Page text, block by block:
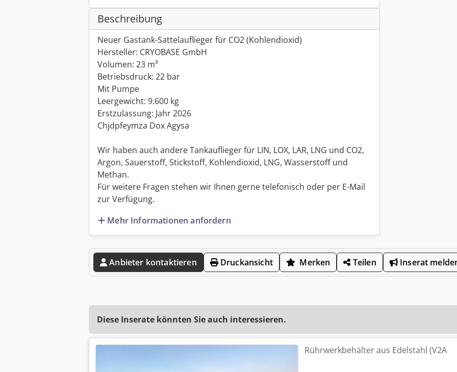
Beschreibung
Neuer Gastank-Sattelauflieger für CO2 (Kohlendioxid)
Hersteller: CRYOBASE GmbH
Volumen: 23 m³
Betriebsdruck: 22 bar
Mit Pumpe
Leergewicht: 9.600 kg
Erstzulassung: Jahr 2026
Chjdpfeymza Dox Agysa
Wir haben auch andere Tankauflieger für LIN, LOX, LAR, LNG und CO2,
Argon, Sauerstoff, Stickstoff, Kohlendioxid, LNG, Wasserstoff und
Methan.
Für weitere Fragen stehen wir Ihnen gerne telefonisch oder per E-Mail
zur Verfügung.
Mehr Informationen anfordern
Anbieter kontaktieren Druckansicht Merken Teilen Inserat
Diese Inserate könnten Sie auch interessieren.
Rührwerkbehälter aus Edelstahl (V2A